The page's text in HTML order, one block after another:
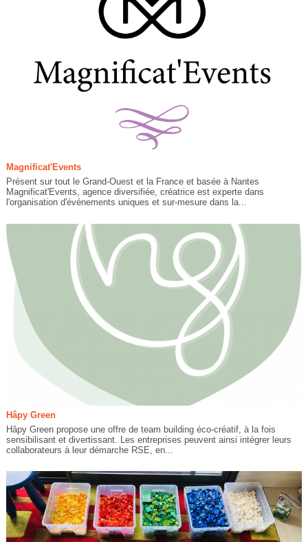
Magnificat'Events
Présent sur tout le Grand-Ouest et la France et basée à Nantes
Magnificat'Events, agence diversifiée, créatrice est experte dans
l'organisation d'événements uniques et sur-mesure dans la...
Hâpy Green
Hâpy Green propose une offre de team building éco-créatif, à la fois
sensibilisant et divertissant. Les entreprises peuvent ainsi intégrer leurs
collaborateurs à leur démarche RSE, en...